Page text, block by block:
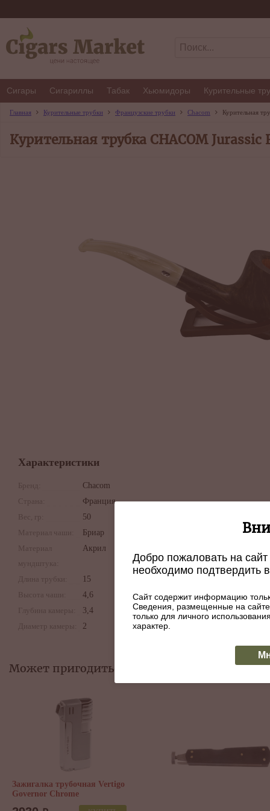
Сигары Сигариллы Табак Хьюмидоры Курительные
Главная Курительные трубки Французские трубки Chacom Курительная
Курительная трубка CHACOM Jurassic
Характеристики
Бренд:
Chacom
Страна:
Франция
Вес, гр:
50
Материал чаши:
Бриар
Материал
мундштука:
Акрил
Длина трубки:
15
Высота чаши:
4,6
Глубина камеры:
3,4
Диаметр камеры:
2
Может пригодиться:
Добро пожаловать на
необходимо подтвердить
Сайт содержит информацию
Сведения, размещенные на
только для личного
характер.